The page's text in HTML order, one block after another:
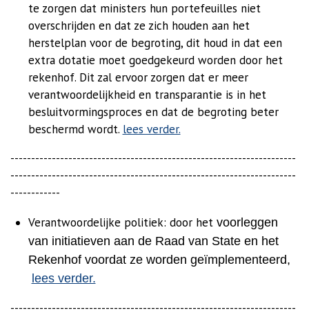
te zorgen dat ministers hun portefeuilles niet
overschrijden en dat ze zich houden aan het
herstelplan voor de begroting, dit houd in dat een
extra dotatie moet goedgekeurd worden door het
rekenhof. Dit zal ervoor zorgen dat er meer
verantwoordelijkheid en transparantie is in het
besluitvormingsproces en dat de begroting beter
beschermd wordt. lees verder.
---------------------------------------------------------------------
---------------------------------------------------------------------
------------
Verantwoordelijke politiek: door het voorleggen
van initiatieven aan de Raad van State en het
Rekenhof voordat ze worden geïmplementeerd,
lees verder.
---------------------------------------------------------------------